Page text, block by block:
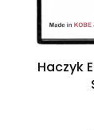
Haczyk